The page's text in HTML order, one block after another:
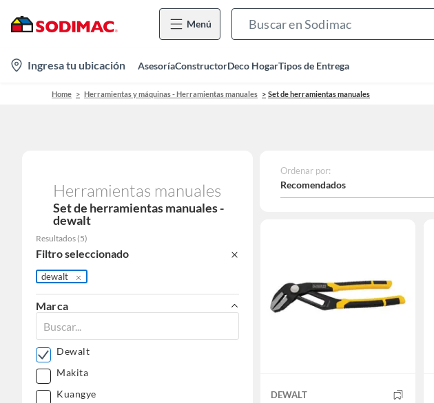
Menú
location-
icon
Ingresa tu ubicación AsesoríaConstructorDeco HogarTipos de Entrega
Home Herramientas y máquinas - Herramientas manuales Set de herramientas manuales
Herramientas manuales
Set de herramientas manuales -
dewalt
Resultados (5)
Filtro seleccionado
dewalt
Marca
Dewalt
Makita
Kuangye
Ordenar por:
Recomendados
DEWALT